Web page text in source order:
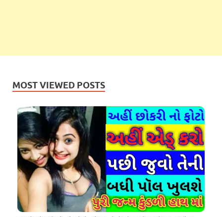
MOST VIEWED POSTS